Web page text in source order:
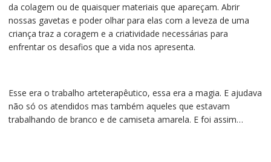
da colagem ou de quaisquer materiais que apareçam. Abrir
nossas gavetas e poder olhar para elas com a leveza de uma
criança traz a coragem e a criatividade necessárias para
enfrentar os desafios que a vida nos apresenta.
Esse era o trabalho arteterapêutico, essa era a magia. E ajudava
não só os atendidos mas também aqueles que estavam
trabalhando de branco e de camiseta amarela. E foi assim…